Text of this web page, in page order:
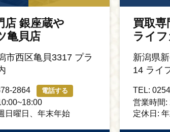
店 銀座蔵や
亀貝店
市西区亀貝3317 プラ
2864 電話する
日曜日、年末年始
買取専
ライ
新潟県
14 ライ
TEL:
営業時間:
定休日: